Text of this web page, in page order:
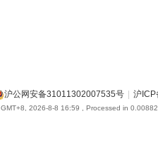
沪公网安备31011302007535号 沪
GMT+8, 2026-8-8 16:59 , Processed in